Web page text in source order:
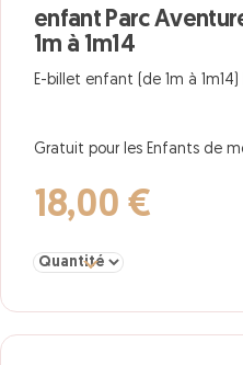
enfant Parc
1m à 1m14
E-billet enfant (de 1m à
Gratuit pour les Enfants de
18,00 €
Sélectionner la quantité pour